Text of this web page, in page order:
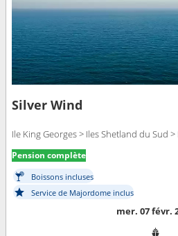
Silver Wind
Ile King Georges > Iles Shetland du Sud
Pension complète
Boissons incluses
Service de Majordome inclus
mer. 07 févr.